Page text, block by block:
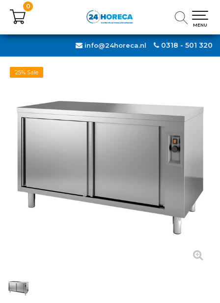
0318 - 501 320
info@24horeca.nl
0
MENU
0
MENU
25% Sale